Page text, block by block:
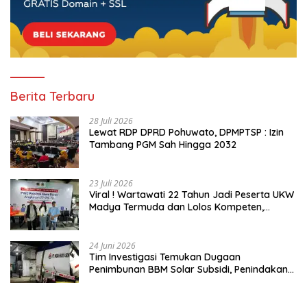
Berita Terbaru
28 Juli 2026
Lewat RDP DPRD Pohuwato, DPMPTSP : Izin
Tambang PGM Sah Hingga 2032
23 Juli 2026
Viral ! Wartawati 22 Tahun Jadi Peserta UKW
Madya Termuda dan Lolos Kompeten,
24 Juni 2026
Tim Investigasi Temukan Dugaan
Penimbunan BBM Solar Subsidi, Penindakan